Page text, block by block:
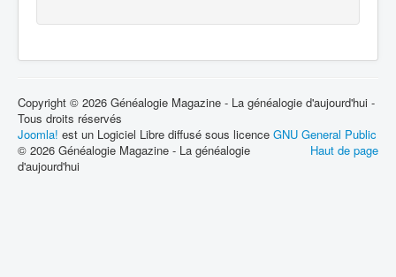
Copyright © 2026 Généalogie Magazine - La généalogie d'aujourd'hui -
Tous droits réservés
Joomla! est un Logiciel Libre diffusé sous licence GNU General Public
Haut de page
© 2026 Généalogie Magazine - La généalogie
d'aujourd'hui